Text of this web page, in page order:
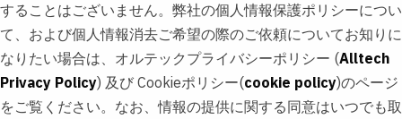
することはございません。弊社の個人情報保護ポリシーについ
て、および個人情報消去ご希望の際のご依頼についてお知りに
なりたい場合は、オルテックプライバシーポリシー (Alltech
Privacy Policy) 及び Cookieポリシー(cookie policy)のページ
をご覧ください。なお、情報の提供に関する同意はいつでも取